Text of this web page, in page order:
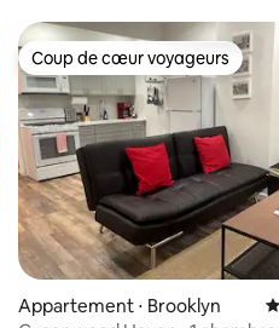
moyenne sur la base de 67
Coup de cœur voyageurs
Coup de cœur voyageurs
Appartement ⋅ Brooklyn